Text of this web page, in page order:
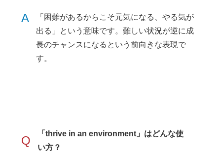
A
「困難があるからこそ元気になる、やる気が
出る」という意味です。難しい状況が逆に成
長のチャンスになるという前向きな表現で
す。
Q
「thrive in an environment」はどんな使
い方？